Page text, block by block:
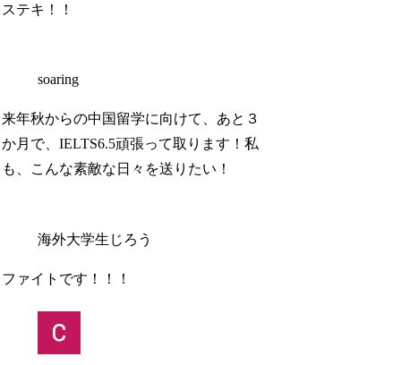
ステキ！！
soaring
来年秋からの中国留学に向けて、あと３
か月で、IELTS6.5頑張って取ります！私
も、こんな素敵な日々を送りたい！
海外大学生じろう
ファイトです！！！